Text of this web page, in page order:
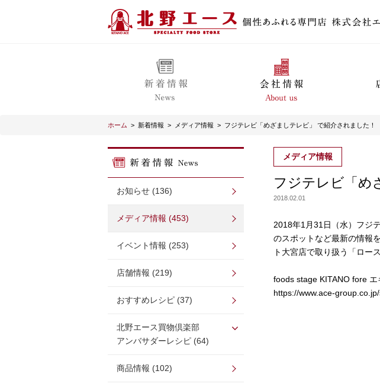
ホーム > 新着情報 > メディア情報 > フジテレビ「めざましテレビ」 で紹介されました！
お知らせ (136)
メディア情報 (453)
イベント情報 (253)
店舗情報 (219)
おすすめレシピ (37)
北野エース買物倶楽部
アンバサダーレシピ (64)
商品情報 (102)
メディア情報
フジテレビ「め
2018.02.01
2018年1月31日（水）フジ
のスポットなど最新の情報
ト大宮店で取り扱う「ロー
foods stage KITANO fore
https://www.ace-